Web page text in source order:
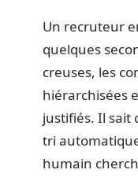
Un recruteur
quelques
creuses, les
hiérarchisées
justifiés. Il sait
tri
humain